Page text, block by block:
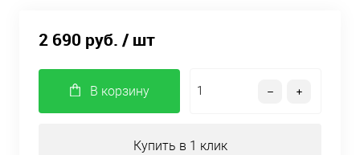
2 690 руб. / шт
В корзину
Купить в 1 клик